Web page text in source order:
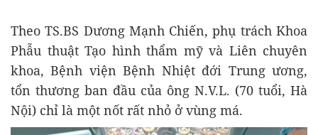
Theo TS.BS Dương Mạnh Chiến, phụ trách Khoa
Phẫu thuật Tạo hình thẩm mỹ và Liên chuyên
khoa, Bệnh viện Bệnh Nhiệt đới Trung ương,
tổn thương ban đầu của ông N.V.L. (70 tuổi, Hà
Nội) chỉ là một nốt rất nhỏ ở vùng má.